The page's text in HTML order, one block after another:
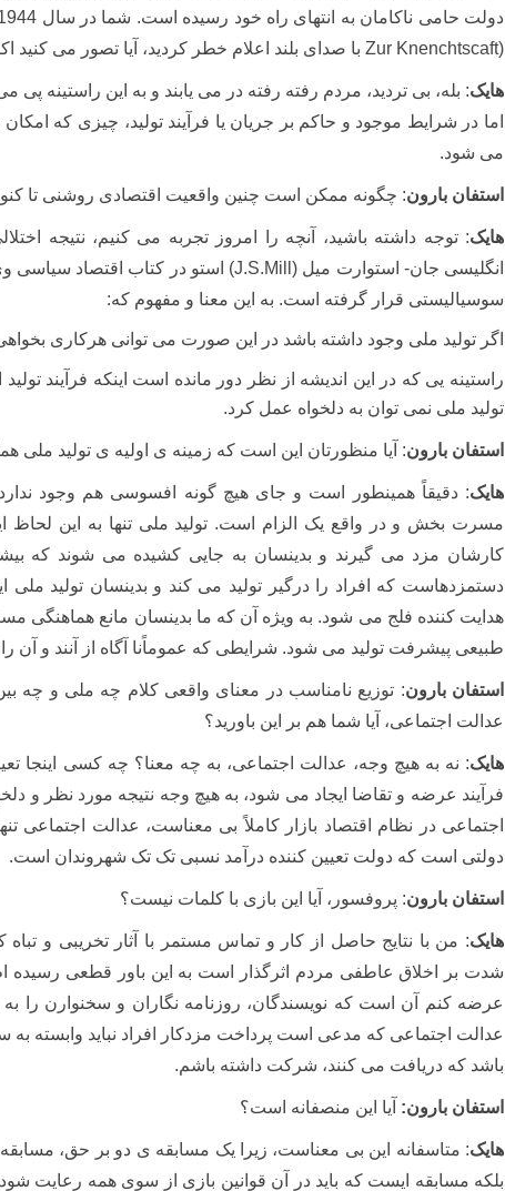
دولت حامی ناکامان به انتهای راه خود رسیده است. شما در سال 1944 در کتاب خودتان با عنوان در مسیر بردگی
Zur Knenchtscaft) با صدای بلند اعلام خطر کردید، آیا تصور می
هایک: بله، بی تردید، مردم رفته رفته در می یابند و به این راستینه
اما در شرایط موجود و حاکم بر جریان یا فرآیند تولید، چیزی که
می شود.
استفان بارون: چگونه ممکن است چنین واقعیت اقتصادی روشنی تا
هایک: توجه داشته باشید، آنچه را امروز تجربه می کنیم، نتیجه
انگلیسی جان- استوارت میل (J.S.Mill) استو در کتاب اقتصاد
سوسیالیستی قرار گرفته است. به این معنا و مفهوم که:
اگر تولید ملی وجود داشته باشد در این صورت می توانی هرکاری
راستینه یی که در این اندیشه از نظر دور مانده است اینکه فرآیند
تولید ملی نمی توان به دلخواه عمل کرد.
استفان بارون: آیا منظورتان این است که زمینه ی اولیه ی تولید ملی
هایک: دقیقاً همینطور است و جای هیچ گونه افسوسی هم وجود
مسرت بخش و در واقع یک الزام است. تولید ملی تنها به این لحاظ
کارشان مزد می گیرند و بدینسان به جایی کشیده می شوند که
دستمزدهاست که افراد را درگیر تولید می کند و بدینسان تولید
هدایت کننده فلج می شود. به ویژه آن که ما بدینسان مانع هماهنگی
طبیعی پیشرفت تولید می شود. شرایطی که عموماًنا آگاه از آنند و آن
استفان بارون: توزیع نامناسب در معنای واقعی کلام چه ملی و چه
عدالت اجتماعی، آیا شما هم بر این باورید؟
هایک: نه به هیچ وجه، عدالت اجتماعی، به چه معنا؟ چه کسی اینجا
فرآیند عرضه و تقاضا ایجاد می شود، به هیچ وجه نتیجه مورد نظر و
اجتماعی در نظام اقتصاد بازار کاملاً بی معناست، عدالت اجتماعی
دولتی است که دولت تعیین کننده درآمد نسبی تک تک شهروندان است.
استفان بارون: پروفسور، آیا این بازی با کلمات نیست؟
هایک: من با نتایج حاصل از کار و تماس مستمر با آثار تخریبی و
شدت بر اخلاق عاطفی مردم اثرگذار است به این باور قطعی رسیده
عرضه کنم آن است که نویسندگان، روزنامه نگاران و سخنوارن را
عدالت اجتماعی که مدعی است پرداخت مزدکار افراد نباید وابسته به
باشد که دریافت می کنند، شرکت داشته باشم.
استفان بارون: آیا این منصفانه است؟
هایک: متاسفانه این بی معناست، زیرا یک مسابقه ی دو بر حق،
بلکه مسابقه ایست که باید در آن قوانین بازی از سوی همه رعایت